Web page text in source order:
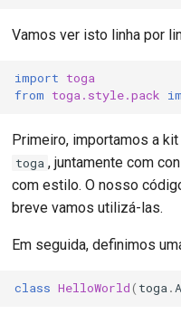
Vamos ver isto linha por
import toga
from toga.style.pack
Primeiro, importamos a
toga , juntamente com
com estilo. O nosso
breve vamos utilizá-las.
Em seguida, definimos
class HelloWorld( toga.